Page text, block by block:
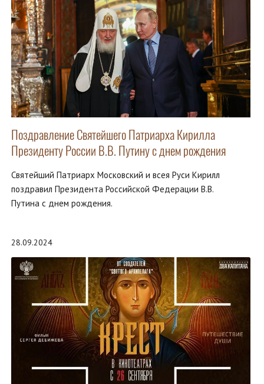
Поздравление Святейшего Патриарха Кирилла
Президенту России В.В. Путину с днем рождения
Святейший Патриарх Московский и всея Руси Кирилл
поздравил Президента Российской Федерации В.В.
Путина с днем рождения.
28.09.2024